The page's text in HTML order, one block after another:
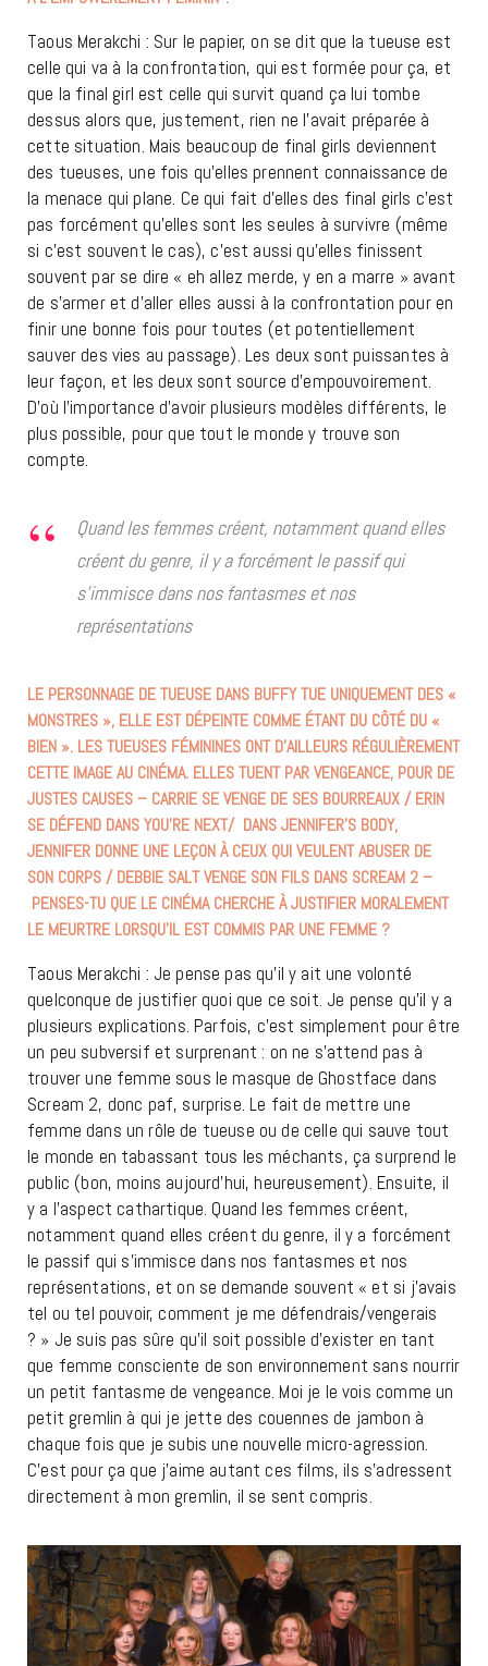
Taous Merakchi : Sur le papier, on se dit que la tueuse est
celle qui va à la confrontation, qui est formée pour ça, et
que la final girl est celle qui survit quand ça lui tombe
dessus alors que, justement, rien ne l’avait préparée à
cette situation. Mais beaucoup de final girls deviennent
des tueuses, une fois qu’elles prennent connaissance de
la menace qui plane. Ce qui fait d’elles des final girls c’est
pas forcément qu’elles sont les seules à survivre (même
si c’est souvent le cas), c’est aussi qu’elles finissent
souvent par se dire « eh allez merde, y en a marre » avant
de s’armer et d’aller elles aussi à la confrontation pour en
finir une bonne fois pour toutes (et potentiellement
sauver des vies au passage). Les deux sont puissantes à
leur façon, et les deux sont source d’empouvoirement.
D’où l’importance d’avoir plusieurs modèles différents, le
plus possible, pour que tout le monde y trouve son
compte.
Quand les femmes créent, notamment quand elles
créent du genre, il y a forcément le passif qui
s’immisce dans nos fantasmes et nos
représentations
LE PERSONNAGE DE TUEUSE DANS BUFFY TUE UNIQUEMENT DES «
MONSTRES », ELLE EST DÉPEINTE COMME ÉTANT DU CÔTÉ DU «
BIEN ». LES TUEUSES FÉMININES ONT D’AILLEURS RÉGULIÈREMENT
CETTE IMAGE AU CINÉMA. ELLES TUENT PAR VENGEANCE, POUR DE
JUSTES CAUSES – CARRIE SE VENGE DE SES BOURREAUX / ERIN
SE DÉFEND DANS YOU’RE NEXT/ DANS JENNIFER’S BODY,
JENNIFER DONNE UNE LEÇON À CEUX QUI VEULENT ABUSER DE
SON CORPS / DEBBIE SALT VENGE SON FILS DANS SCREAM 2 –
PENSES-TU QUE LE CINÉMA CHERCHE À JUSTIFIER MORALEMENT
LE MEURTRE LORSQU’IL EST COMMIS PAR UNE FEMME ?
Taous Merakchi : Je pense pas qu’il y ait une volonté
quelconque de justifier quoi que ce soit. Je pense qu’il y a
plusieurs explications. Parfois, c’est simplement pour être
un peu subversif et surprenant : on ne s’attend pas à
trouver une femme sous le masque de Ghostface dans
Scream 2, donc paf, surprise. Le fait de mettre une
femme dans un rôle de tueuse ou de celle qui sauve tout
le monde en tabassant tous les méchants, ça surprend le
public (bon, moins aujourd’hui, heureusement). Ensuite, il
y a l’aspect cathartique. Quand les femmes créent,
notamment quand elles créent du genre, il y a forcément
le passif qui s’immisce dans nos fantasmes et nos
représentations, et on se demande souvent « et si j’avais
tel ou tel pouvoir, comment je me défendrais/vengerais
? » Je suis pas sûre qu’il soit possible d’exister en tant
que femme consciente de son environnement sans nourrir
un petit fantasme de vengeance. Moi je le vois comme un
petit gremlin à qui je jette des couennes de jambon à
chaque fois que je subis une nouvelle micro-agression.
C’est pour ça que j’aime autant ces films, ils s’adressent
directement à mon gremlin, il se sent compris.